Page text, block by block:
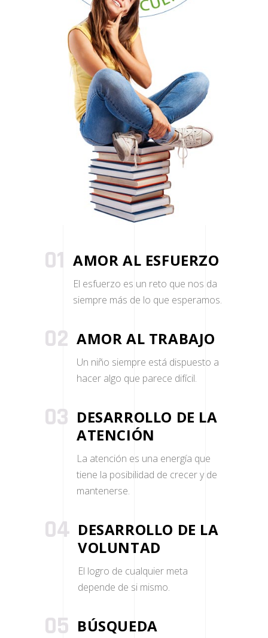
AMOR AL ESFUERZO
El esfuerzo es un reto que nos da
siempre más de lo que esperamos.
01
AMOR AL TRABAJO
Un niño siempre está dispuesto a
hacer algo que parece difícil.
02
DESARROLLO DE LA
ATENCIÓN
La atención es una energía que
tiene la posibilidad de crecer y de
mantenerse.
03
DESARROLLO DE LA
VOLUNTAD
El logro de cualquier meta
depende de si mismo.
04
BÚSQUEDA
05